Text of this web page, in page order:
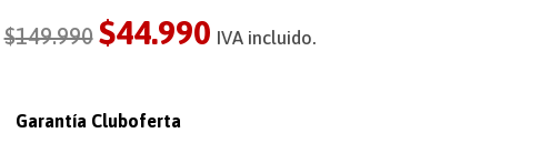
$149.990 $44.990 IVA incluido.
Garantía Cluboferta